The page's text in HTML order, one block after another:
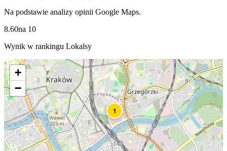
Na podstawie analizy opinii Google Maps.
8.60na 10
Wynik w rankingu Lokalsy
1
+
−